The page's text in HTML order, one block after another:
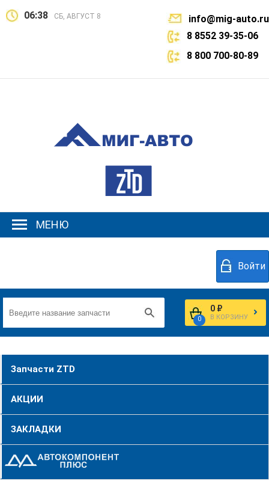
06:38 СБ, АВГУСТ 8
info@mig-auto.ru
8 8552 39-35-06
8 800 700-80-89
МЕНЮ
Войти
0
0 ₽
В КОРЗИНУ
Запчасти ZTD
АКЦИИ
ЗАКЛАДКИ